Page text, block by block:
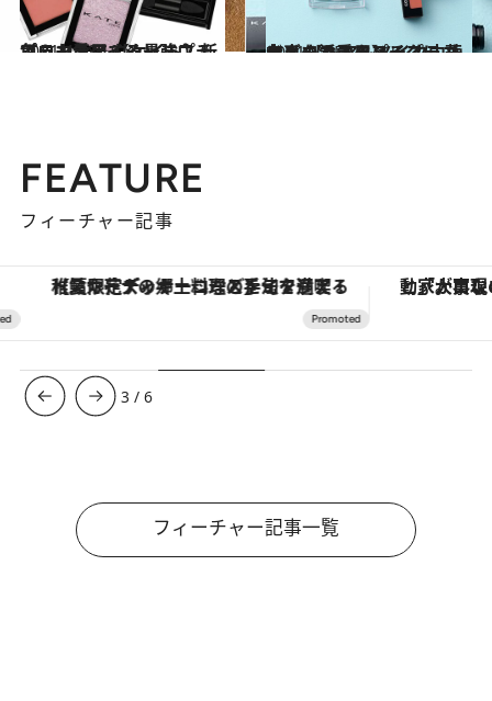
2021.4.18
プロも愛用する最強プチプラコスメ 【ケイト】新色＆人気アイシャドウ
ビューティ＆ヘルス 2021.11.5
大人のマスクメイクに 華やぎを添えるプチプラコスメ 【ヘア＆メイク中山友恵さん愛用】
ビューティ＆ヘルス
FEATURE
フィーチャー記事
【夏限定ディナーコース】旬を迎える稚鮎や花ズッキーニなどをイタリア・トスカーナの郷土料理の手法で満喫！
3 /6
フィーチャー記事一覧